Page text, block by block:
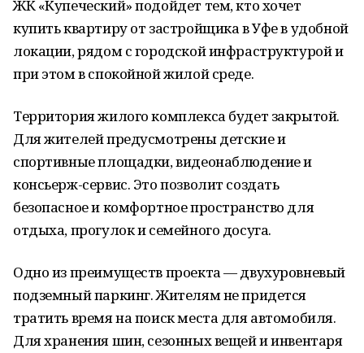
ЖК «Купеческий» подойдет тем, кто хочет
купить квартиру от застройщика в Уфе в удобной
локации, рядом с городской инфраструктурой и
при этом в спокойной жилой среде.
Территория жилого комплекса будет закрытой.
Для жителей предусмотрены детские и
спортивные площадки, видеонаблюдение и
консьерж-сервис. Это позволит создать
безопасное и комфортное пространство для
отдыха, прогулок и семейного досуга.
Одно из преимуществ проекта — двухуровневый
подземный паркинг. Жителям не придется
тратить время на поиск места для автомобиля.
Для хранения шин, сезонных вещей и инвентаря